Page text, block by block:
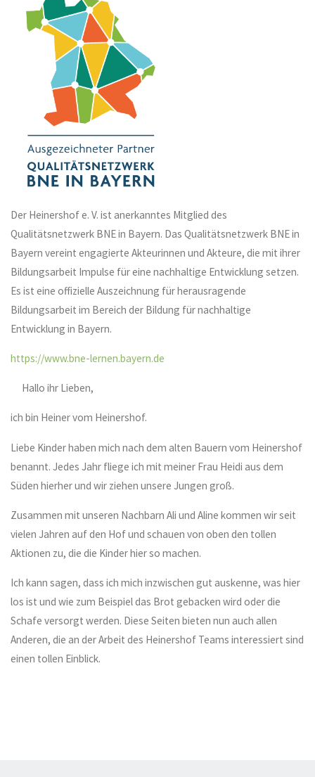
Der Heinershof e. V. ist anerkanntes Mitglied des
Qualitätsnetzwerk BNE in Bayern. Das Qualitätsnetzwerk BNE in
Bayern vereint engagierte Akteurinnen und Akteure, die mit ihrer
Bildungsarbeit Impulse für eine nachhaltige Entwicklung setzen.
Es ist eine offizielle Auszeichnung für herausragende
Bildungsarbeit im Bereich der Bildung für nachhaltige
Entwicklung in Bayern.
https://www.bne-lernen.bayern.de
Hallo ihr Lieben,
ich bin Heiner vom Heinershof.
Liebe Kinder haben mich nach dem alten Bauern vom Heinershof
benannt. Jedes Jahr fliege ich mit meiner Frau Heidi aus dem
Süden hierher und wir ziehen unsere Jungen groß.
Zusammen mit unseren Nachbarn Ali und Aline kommen wir seit
vielen Jahren auf den Hof und schauen von oben den tollen
Aktionen zu, die die Kinder hier so machen.
Ich kann sagen, dass ich mich inzwischen gut auskenne, was hier
los ist und wie zum Beispiel das Brot gebacken wird oder die
Schafe versorgt werden. Diese Seiten bieten nun auch allen
Anderen, die an der Arbeit des Heinershof Teams interessiert sind
einen tollen Einblick.